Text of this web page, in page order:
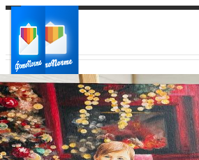
Ваш город:
Ваш регион доставки